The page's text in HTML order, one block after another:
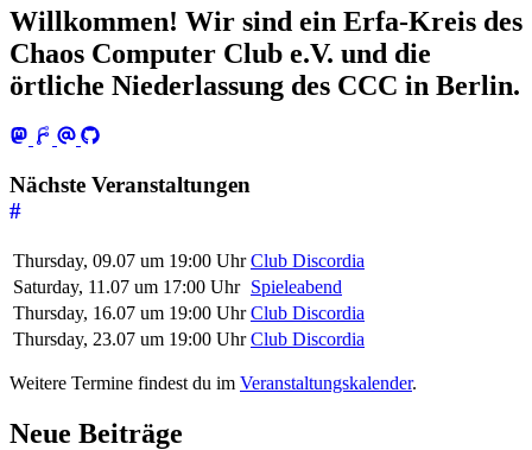
Willkommen! Wir sind ein Erfa-Kreis des
Chaos Computer Club e.V. und die
örtliche Niederlassung des CCC in Berlin.
Nächste Veranstaltungen
#
Thursday, 09.07 um 19:00 Uhr Club Discordia
Saturday, 11.07 um 17:00 Uhr Spieleabend
Thursday, 16.07 um 19:00 Uhr Club Discordia
Thursday, 23.07 um 19:00 Uhr Club Discordia
Weitere Termine findest du im Veranstaltungskalender.
Neue Beiträge